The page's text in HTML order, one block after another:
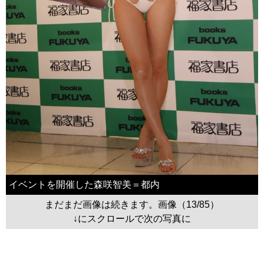
イベントを開催した森咲智美＝都内
まだまだ画像は続きます。画像（13/85）
↓にスクロールで次の写真に